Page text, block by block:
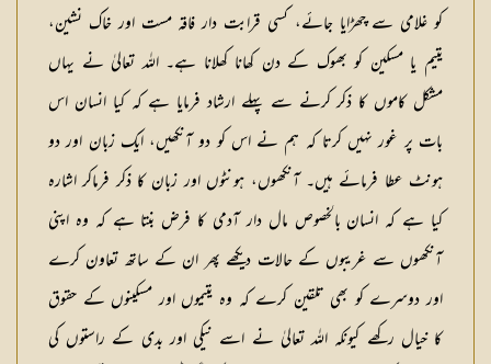
کو غلامی سے چھڑایا جائے، کسی قرابت دار فاقہ مست اور خاک نشین،
یتیم یا مسکین کو بھوک کے دن کھانا کھلانا ہے۔ اللہ تعالیٰ نے یہاں
مشکل کاموں کا ذکر کرنے سے پہلے ارشاد فرمایا ہے کہ کیا انسان اس
بات پر غور نہیں کرتا کہ ہم نے اس کو دو آنکھیں، ایک زبان اور دو
ہونٹ عطا فرمائے ہیں۔ آنکھوں، ہونٹوں اور زبان کا ذکر فرماکر اشارہ
کیا ہے کہ انسان بالخصوص مال دار آدمی کا فرض بنتا ہے کہ وہ اپنی
آنکھوں سے غریبوں کے حالات دیکھے پھر ان کے ساتھ تعاون کرے
اور دوسرے کو بھی تلقین کرے کہ وہ یتیموں اور مسکینوں کے حقوق
کا خیال رکھے کیونکہ اللہ تعالیٰ نے اسے نیکی اور بدی کے راستوں کی